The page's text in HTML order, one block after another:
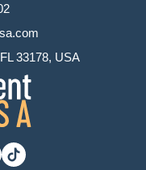
33178, USA